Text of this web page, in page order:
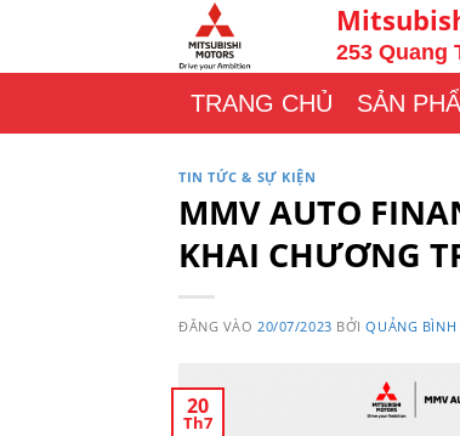
nội
253 Quang
TRANG CHỦ SẢN
TIN TỨC & SỰ KIỆN
MMV AUTO
KHAI CHƯƠNG
ĐĂNG VÀO 20/07/2023 BỞIQUẢNG BÌNH
20
Th7